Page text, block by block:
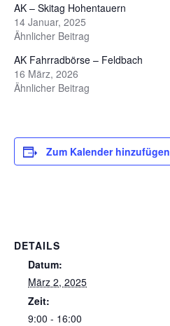
AK – Skitag Hohentauern
14 Januar, 2025
Ähnlicher Beitrag
AK Fahrradbörse – Feldbach
16 März, 2026
Ähnlicher Beitrag
Zum Kalender hinzufügen
DETAILS
Datum:
März 2, 2025
Zeit:
9:00 - 16:00